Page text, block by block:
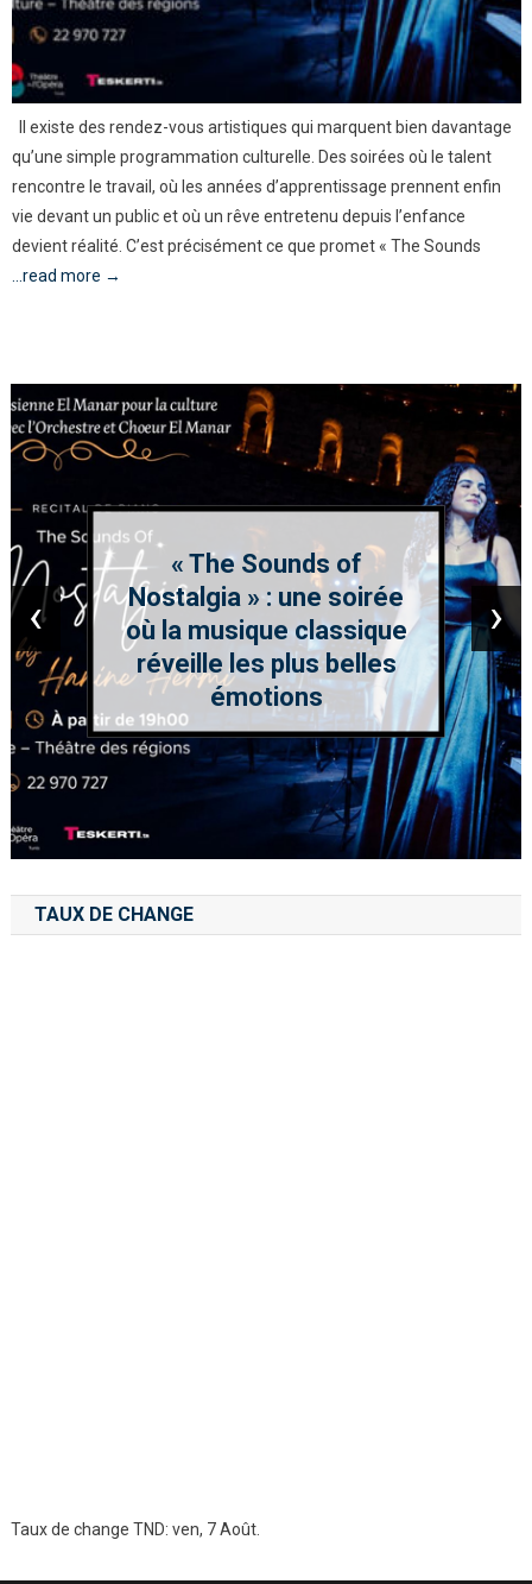
Il existe des rendez-vous artistiques qui marquent bien davantage
qu’une simple programmation culturelle. Des soirées où le talent
rencontre le travail, où les années d’apprentissage prennent enfin
vie devant un public et où un rêve entretenu depuis l’enfance
devient réalité. C’est précisément ce que promet « The Sounds
...read more →
« The Sounds of
Nostalgia » : une soirée
où la musique classique
réveille les plus belles
émotions
‹ ›
TAUX DE CHANGE
Taux de change TND: ven, 7 Août.